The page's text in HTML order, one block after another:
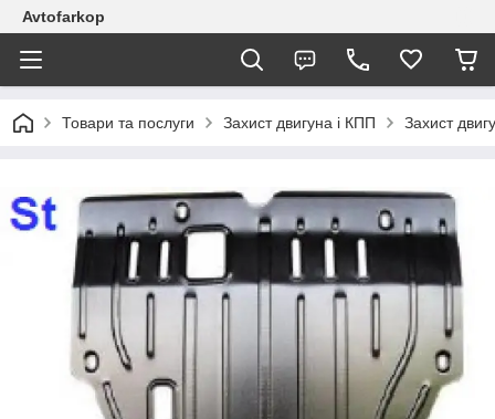
Avtofarkop
Товари та послуги Захист двигуна і КПП Захист